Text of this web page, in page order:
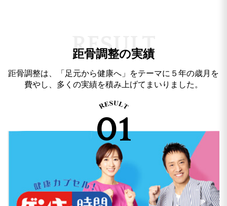
距骨調整の実績
RESULT
距骨調整は、「足元から健康へ」をテーマに５年の歳月を
費やし、多くの実績を積み上げてまいりました。
01